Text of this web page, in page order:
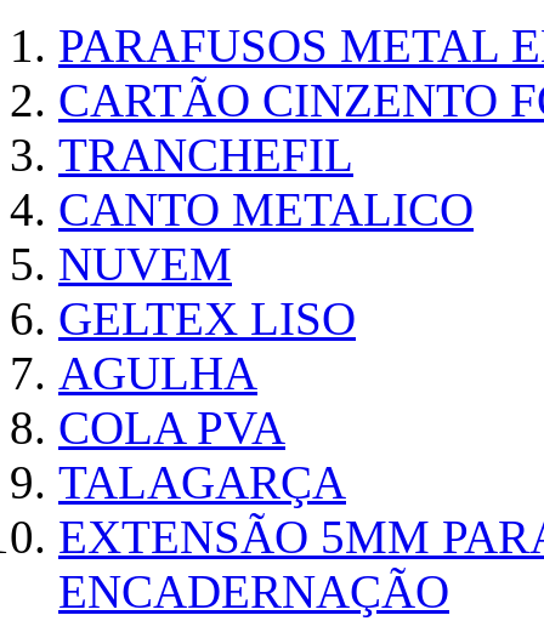
PARAFUSOS METAL
CARTÃO CINZENTO
TRANCHEFIL
CANTO METALICO
NUVEM
GELTEX LISO
AGULHA
COLA PVA
TALAGARÇA
EXTENSÃO 5MM
ENCADERNAÇÃO